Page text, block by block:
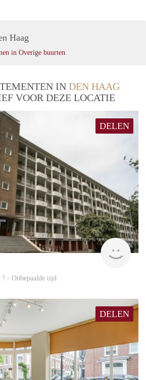
Haag
in Overige buurten
IN DEN HAAG
VOOR DEZE LOCATIE
DELEN
? - Onbepaalde tijd
DELEN